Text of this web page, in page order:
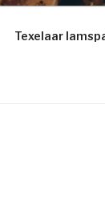
Texelaar